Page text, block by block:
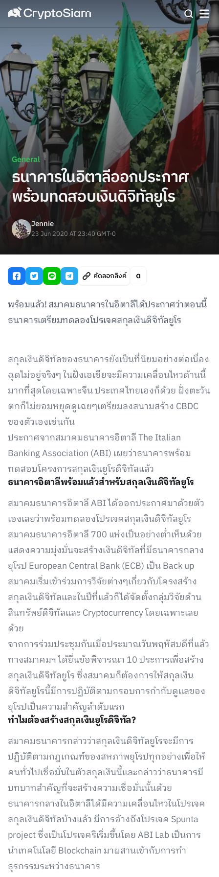
General
ธนาคารในอิตาลีออกประกาศ
พร้อมทดสอบเงินดิจิทัลยูโร
Jennie
23 Jun 2020 AT 23:40 GMT-0
คัดลอกลิงค์
พร้อมแล้ว! สมาคมธนาคารในอิตาลีได้ประกาศว่าตอนนี้
ธนาคารเตรียมทดลองโปรเจคสกุลเงินดิจิทัลยูโร
สกุลเงินดิจิทัลของธนาคารยังเป็นที่นิยมอย่างต่อเนื่อง
ฉุดไม่อยู่จริงๆ ในฝั่งเอเชียจะมีความเคลื่อนไหวด้านนี้
มากที่สุดโดยเฉพาะจีน ประเทศไทยเองก็ด้วย ฝั่งตะวัน
ตกก็ไม่ยอมหยุดดูเฉยๆเตรียมลงสนามสร้าง CBDC
ของตัวเองเช่นกัน
ประกาศจากสมาคมธนาคารอิตาลี The Italian
Banking Association (ABI) เผยว่าธนาคารพร้อม
ทดสอบโครงการสกุลเงินยูโรดิจิทัลแล้ว
ธนาคารอิตาลีพร้อมแล้วสำหรับสกุลเงินดิจิทัลยูโร
สมาคมธนาคารอิตาลี ABI ได้ออกประกาศมาด้วยตัว
เองเลยว่าพร้อมทดลองโปรเจคสกุลเงินดิจิทัลยูโร
สมาคมธนาคารอิตาลี 700 แห่งเป็นอย่างต่ำเห็นด้วย
แสดงความมุ่งมั่นจะสร้างเงินดิจิทัลที่มีธนาคารกลาง
ยุโรป European Central Bank (ECB) เป็น Back up
สมาคมเริ่มเข้าร่วมการวิจัยต่างๆเกี่ยวกับโครงสร้าง
สกุลเงินดิจิทัลและในปีที่แล้วก็ได้จัดตั้งกลุ่มวิจัยด้าน
สินทรัพย์ดิจิทัลและ Cryptocurrency โดยเฉพาะเลย
ด้วย
จากการร่วมประชุมกันเมื่อประมาณวันพฤหัสบดีที่แล้ว
ทางสมาคมฯ ได้ยื่นข้อพิจารณา 10 ประการเพื่อสร้าง
สกุลเงินดิจิทัลยูโร ซึ่งสมาคมก็ต้องการให้สกุลเงิน
ดิจิทัลยูโรนี้มีการปฏิบัติตามกรอบการกำกับดูแลของ
ยุโรปเป็นความสำคัญลำดับแรก
ทำไมต้องสร้างสกุลเงินยูโรดิจิทัล?
สมาคมธนาคารกล่าวว่าสกุลเงินดิจิทัลยูโรจะมีการ
ปฏิบัติตามกฎเกณฑ์ของสหภาพยุโรปทุกอย่างเพื่อให้
คนทั่วไปเชื่อมั่นในตัวสกุลเงินนี้และกล่าวว่าธนาคารมี
บทบาทสำคัญที่จะสร้างความเชื่อมั่นนั้นด้วย
ธนาคารกลางในอิตาลีได้มีความเคลื่อนไหวในโปรเจค
สกุลเงินดิจิทัลบ้างแล้ว มีการอ้างถึงโปรเจค Spunta
project ซึ่งเป็นโปรเจคริเริ่มขึ้นโดย ABI Lab เป็นการ
นำเทคโนโลยี Blockchain มาผสานเข้ากับการทำ
ธุรกรรมระหว่างธนาคาร